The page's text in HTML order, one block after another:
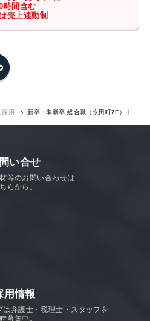
時間含む
売上連動制
採用
新卒・準新卒 総合職（永田町7F）｜求
い合せ
等のお問い合わせは
らから。
用情報
は弁護士・税理士・スタッフを
募集中。